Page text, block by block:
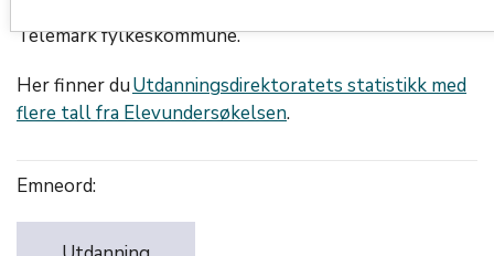
Telemark fylkeskommune.
Her finner duUtdanningsdirektoratets statistikk med
flere tall fra Elevundersøkelsen.
Emneord: